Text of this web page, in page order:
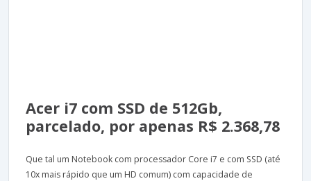
Acer i7 com SSD de 512Gb,
parcelado, por apenas R$ 2.368,78
Que tal um Notebook com processador Core i7 e com SSD (até
10x mais rápido que um HD comum) com capacidade de